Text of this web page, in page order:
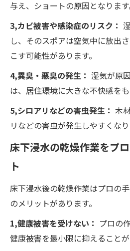
与え、ショートの原因となります
3,カビ被害や感染症のリスク：
し、そのスポアは空気中に放出
こす可能性があります。
4,異臭・悪臭の発生： 湿気が原
は、居住環境に大きな不快感をも
5,シロアリなどの害虫発生： 木
リなどの害虫が発生しやすくなり
床下浸水の乾燥作業をプ
ト
床下浸水後の乾燥作業はプロの
のメリットがあります。
1,健康被害を受けない： プロの
健康被害を最小限に抑えることが